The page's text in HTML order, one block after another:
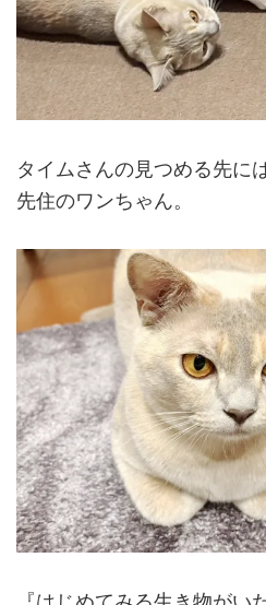
タイムさんの見つめる先に
先住のワンちゃん。
『はじめてみる生き物がい